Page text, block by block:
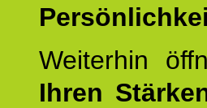
Weiterhin
Ihren